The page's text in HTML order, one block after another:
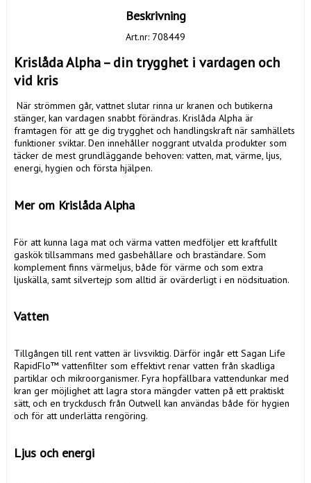
Beskrivning
Art.nr: 708449
Krislåda Alpha – din trygghet i vardagen och
vid kris
stänger, kan vardagen snabbt förändras. Krislåda Alpha är
framtagen för att ge dig trygghet och handlingskraft när samhällets
funktioner sviktar. Den innehåller noggrant utvalda produkter som
täcker de mest grundläggande behoven: vatten, mat, värme, ljus,
energi, hygien och första hjälpen.
Mer om Krislåda Alpha
För att kunna laga mat och värma vatten medföljer ett kraftfullt
gaskök tillsammans med gasbehållare och braständare. Som
komplement finns värmeljus, både för värme och som extra
ljuskälla, samt silvertejp som alltid är ovärderligt i en nödsituation.
Vatten
Tillgången till rent vatten är livsviktig. Därför ingår ett Sagan Life
RapidFlo™ vattenfilter som effektivt renar vatten från skadliga
partiklar och mikroorganismer. Fyra hopfällbara vattendunkar med
kran ger möjlighet att lagra stora mängder vatten på ett praktiskt
sätt, och en tryckdusch från Outwell kan användas både för hygien
och för att underlätta rengöring.
Ljus och energi